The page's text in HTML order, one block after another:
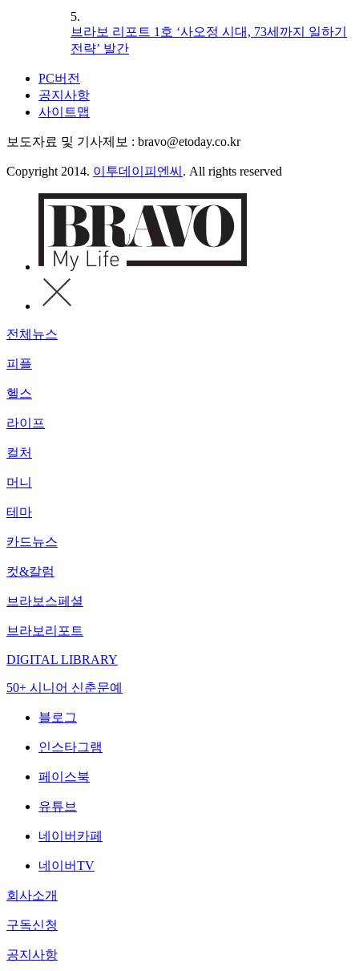
5.
브라보 리포트 1호 ‘사오정 시대, 73세까지 일하기
전략’ 발간
PC버전
공지사항
사이트맵
보도자료 및 기사제보 : bravo@etoday.co.kr
Copyright 2014. 이투데이피엔씨 . All rights reserved
전체뉴스
피플
헬스
라이프
컬처
머니
테마
카드뉴스
컷&칼럼
브라보스페셜
브라보리포트
DIGITAL LIBRARY
50+ 시니어 신춘문예
블로그
인스타그램
페이스북
유튜브
네이버카페
네이버TV
회사소개
구독신청
공지사항